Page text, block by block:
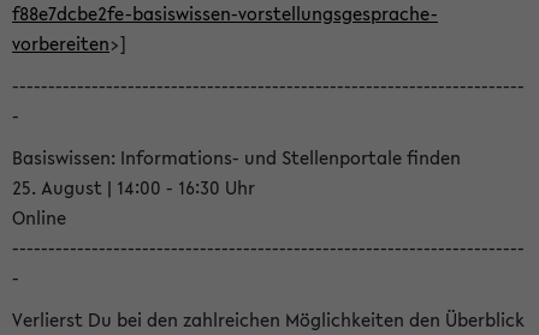
f88e7dcbe2fe-basiswissen-vorstellungsgesprache-
vorbereiten>]
-----------------------------------------------------------------------
-
Basiswissen: Informations- und Stellenportale finden
25. August | 14:00 - 16:30 Uhr
Online
-----------------------------------------------------------------------
-
Verlierst Du bei den zahlreichen Möglichkeiten den Überblick